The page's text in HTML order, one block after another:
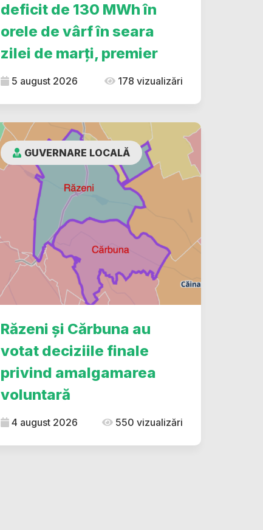
deficit de 130 MWh în
orele de vârf în seara
zilei de marți, premier
5 august 2026 178 vizualizări
GUVERNARE LOCALĂ
Răzeni și Cărbuna au
votat deciziile finale
privind amalgamarea
voluntară
4 august 2026 550 vizualizări